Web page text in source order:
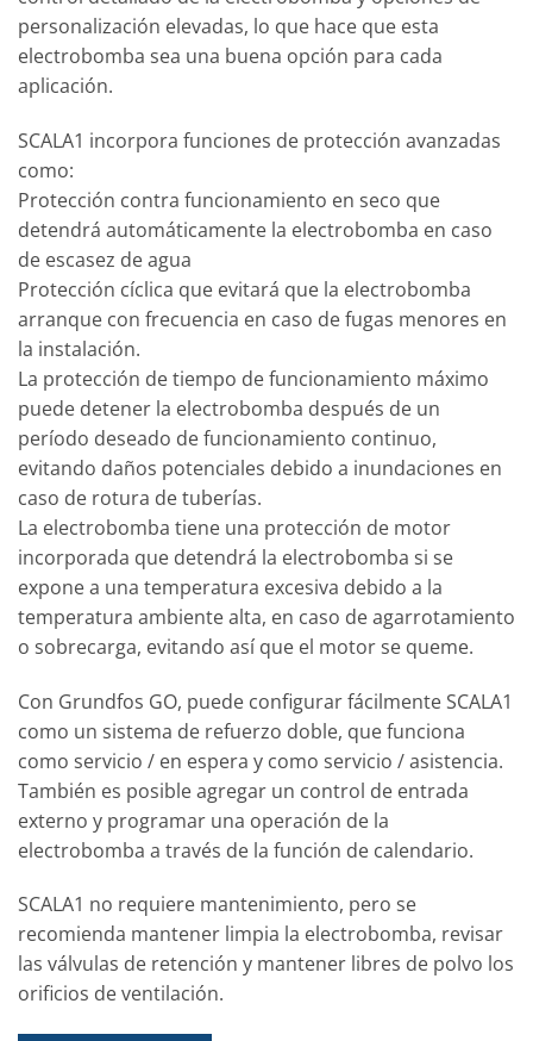
personalización elevadas, lo que hace que esta
electrobomba sea una buena opción para cada
aplicación.
SCALA1 incorpora funciones de protección avanzadas
como:
Protección contra funcionamiento en seco que
detendrá automáticamente la electrobomba en caso
de escasez de agua
Protección cíclica que evitará que la electrobomba
arranque con frecuencia en caso de fugas menores en
la instalación.
La protección de tiempo de funcionamiento máximo
puede detener la electrobomba después de un
período deseado de funcionamiento continuo,
evitando daños potenciales debido a inundaciones en
caso de rotura de tuberías.
La electrobomba tiene una protección de motor
incorporada que detendrá la electrobomba si se
expone a una temperatura excesiva debido a la
temperatura ambiente alta, en caso de agarrotamiento
o sobrecarga, evitando así que el motor se queme.
Con Grundfos GO, puede configurar fácilmente SCALA1
como un sistema de refuerzo doble, que funciona
como servicio / en espera y como servicio / asistencia.
También es posible agregar un control de entrada
externo y programar una operación de la
electrobomba a través de la función de calendario.
SCALA1 no requiere mantenimiento, pero se
recomienda mantener limpia la electrobomba, revisar
las válvulas de retención y mantener libres de polvo los
orificios de ventilación.